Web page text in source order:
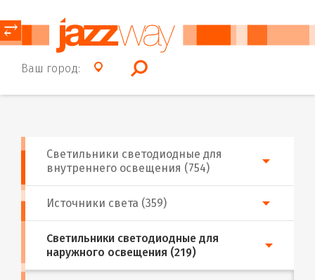
Ваш город:
⥂
Источники света (359)
Светильники светодиодные для
внутреннего освещения (754)
Светильники светодиодные для
наружного освещения (219)